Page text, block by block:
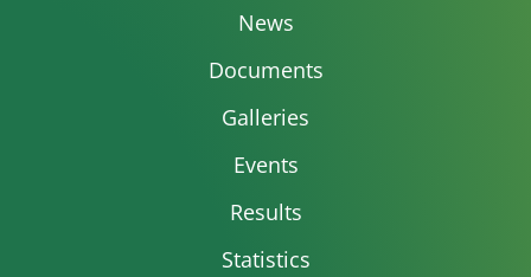
News
Documents
Galleries
Events
Results
Statistics